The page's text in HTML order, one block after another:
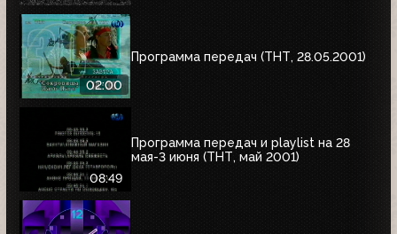
02:00
Программа передач (ТНТ, 28.05.2001)
08:49
Программа передач и playlist на 28
мая-3 июня (ТНТ, май 2001)